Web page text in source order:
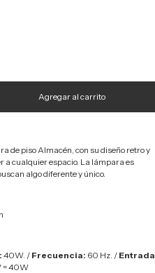
de piso Almacén, con su diseño retro y
a cualquier espacio. La lámpara es
algo diferente y único.
40W. / Frecuencia: 60 Hz. / Entrada
= 40W